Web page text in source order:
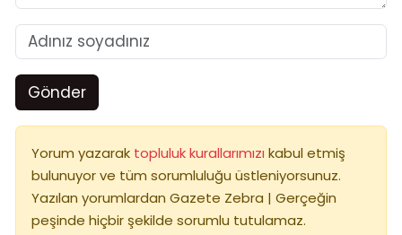
Gönder
Yorum yazarak topluluk kurallarımızı kabul etmiş
bulunuyor ve tüm sorumluluğu üstleniyorsunuz.
Yazılan yorumlardan Gazete Zebra | Gerçeğin
peşinde hiçbir şekilde sorumlu tutulamaz.